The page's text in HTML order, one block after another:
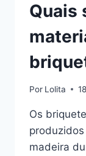
Quais
Por Lolita
Os
madeira